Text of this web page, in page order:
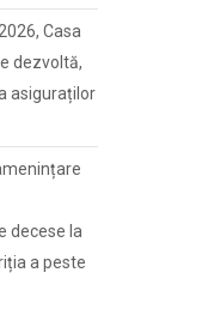
Casa
dezvoltă,
asiguraților
decese la
a peste